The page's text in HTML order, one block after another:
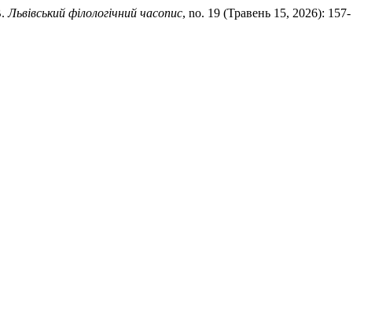
Львівський філологічний часопис, no. 19 (Травень 15, 2026): 157-